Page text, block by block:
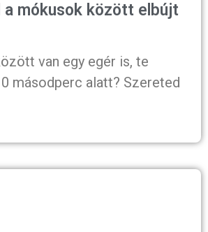
a mókusok között elbújt
van egy egér is, te
másodperc alatt? Szereted